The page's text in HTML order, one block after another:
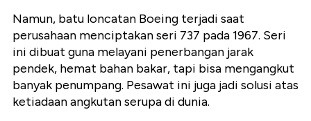
Namun, batu loncatan Boeing terjadi saat
perusahaan menciptakan seri 737 pada 1967. Seri
ini dibuat guna melayani penerbangan jarak
pendek, hemat bahan bakar, tapi bisa mengangkut
banyak penumpang. Pesawat ini juga jadi solusi atas
ketiadaan angkutan serupa di dunia.